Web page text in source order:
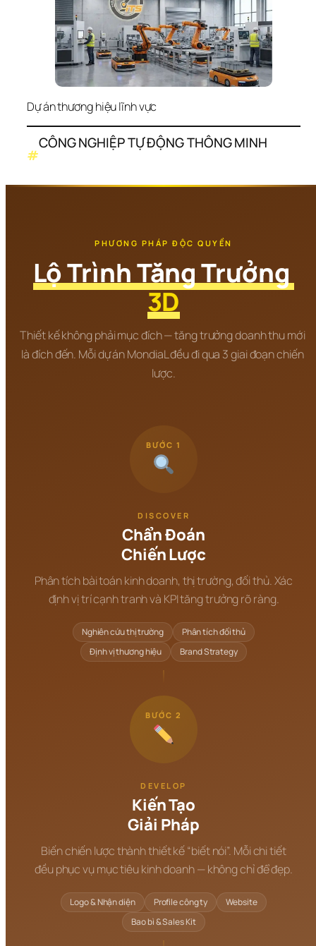
Dự án thương hiệu lĩnh vực
#
CÔNG NGHIỆP TỰ ĐỘNG THÔNG MINH
PHƯƠNG PHÁP ĐỘC QUYỀN
3D
Thiết kế không phải mục đích — tăng trưởng doanh thu mới
là đích đến. Mỗi dự án MondiaL đều đi qua 3 giai đoạn chiến
lược.
BƯỚC 1
DISCOVER
Chẩn Đoán
Chiến Lược
Phân tích bài toán kinh doanh, thị trường, đối thủ. Xác
định vị trí cạnh tranh và KPI tăng trưởng rõ ràng.
Nghiên cứu thị trường
Phân tích đối thủ
Định vị thương hiệu
Brand Strategy
BƯỚC 2
DEVELOP
Kiến Tạo
Giải Pháp
Biến chiến lược thành thiết kế “biết nói”. Mỗi chi tiết
đều phục vụ mục tiêu kinh doanh — không chỉ để đẹp.
Logo & Nhận diện Profile công ty
Website
Bao bì & Sales Kit